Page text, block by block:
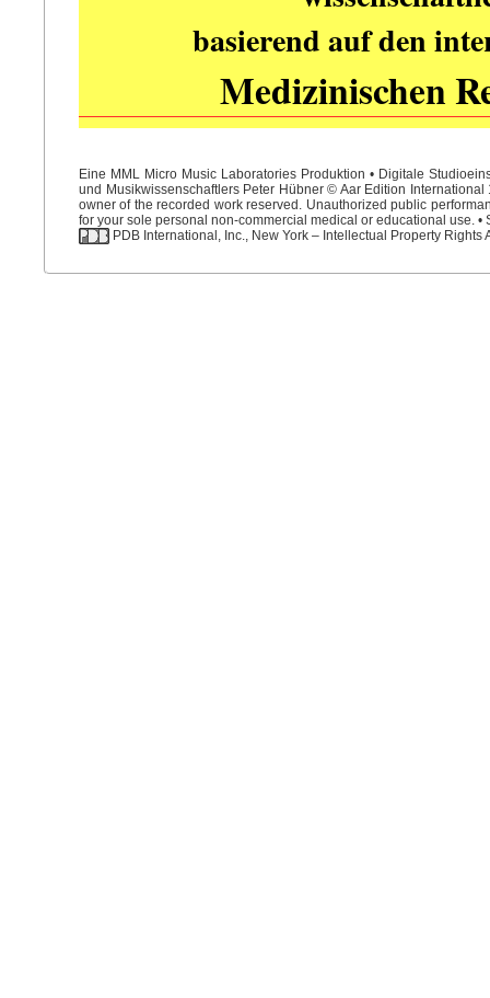
basierend auf den
Medizinischen
Eine MML Micro Music Laboratories Produktion • Digitale
und Musikwissenschaftlers Peter Hübner © Aar Edition
owner of the recorded work reserved. Unauthorized public
for your sole personal non-commercial medical or educational use.
PDB International, Inc., New York – Intellectual Property Rights